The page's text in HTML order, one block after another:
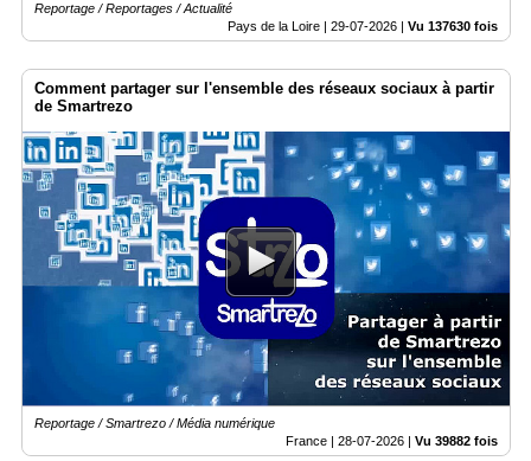
propos
Adhésion
Devenir
partenaire
Place
Marché
Circuit-
Court
Nos
Partenaires
Reportage / Reportages / Actualité
Pays de la Loire | 29-07-2026 Vu 137630 fois
Comment partager sur l'ensemble des réseaux sociaux à partir
de Smartrezo
Reportage / Smartrezo / Média numérique
France | 28-07-2026 | Vu 39882 fois